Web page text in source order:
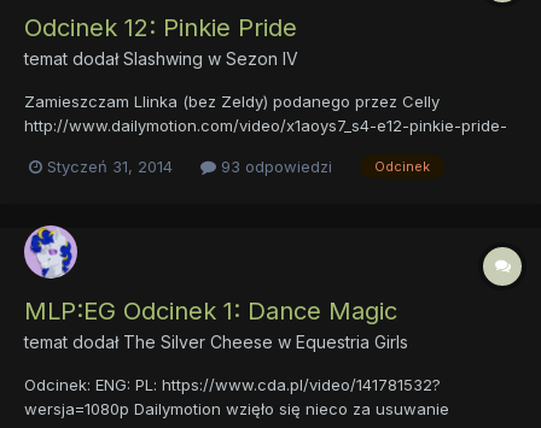
Odcinek 12: Pinkie Pride
temat dodałSlashwing w Sezon IV
Zamieszczam Llinka (bez Zeldy) podanego przez Celly
http://www.dailymotion.com/video/x1aoys7_s4-e12-pinkie-pride-
Styczeń 31, 2014
93 odpowiedzi Odcinek
MLP:EG Odcinek 1: Dance Magic
temat dodał The Silver Cheese w Equestria Girls
Odcinek: ENG: PL: https://www.cda.pl/video/141781532?
wersja=1080p Dailymotion wzięło się nieco za usuwanie